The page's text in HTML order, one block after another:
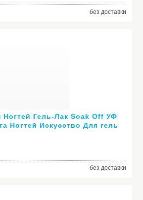
без доставки
Гель-Лак Soak Off УФ
Ногтей Искусство Для гель
без доставки